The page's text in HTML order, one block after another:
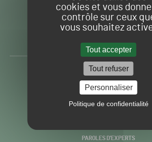
cookies et vous
contrôle sur ceux
vous souhaitez
Tout accepter
Tout refuser
Personnaliser
Politique de confidentialité
Gazon
Sport
H24
-
Toute l’info autour du
PRATIQUES
PAROLES D’EXPERTS